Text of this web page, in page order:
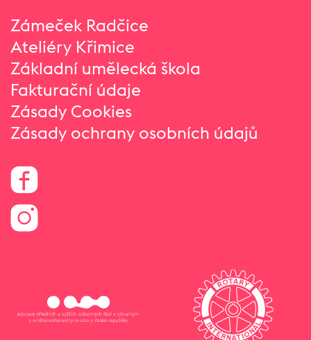
Zámeček Radčice
Ateliéry Křimice
Základní umělecká škola
Fakturační údaje
Zásady Cookies
Zásady ochrany osobních údajů